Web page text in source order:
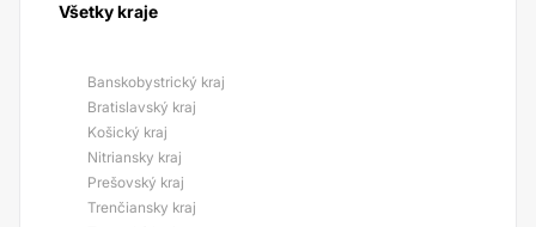
Všetky kraje
Banskobystrický kraj
Bratislavský kraj
Košický kraj
Nitriansky kraj
Prešovský kraj
Trenčiansky kraj